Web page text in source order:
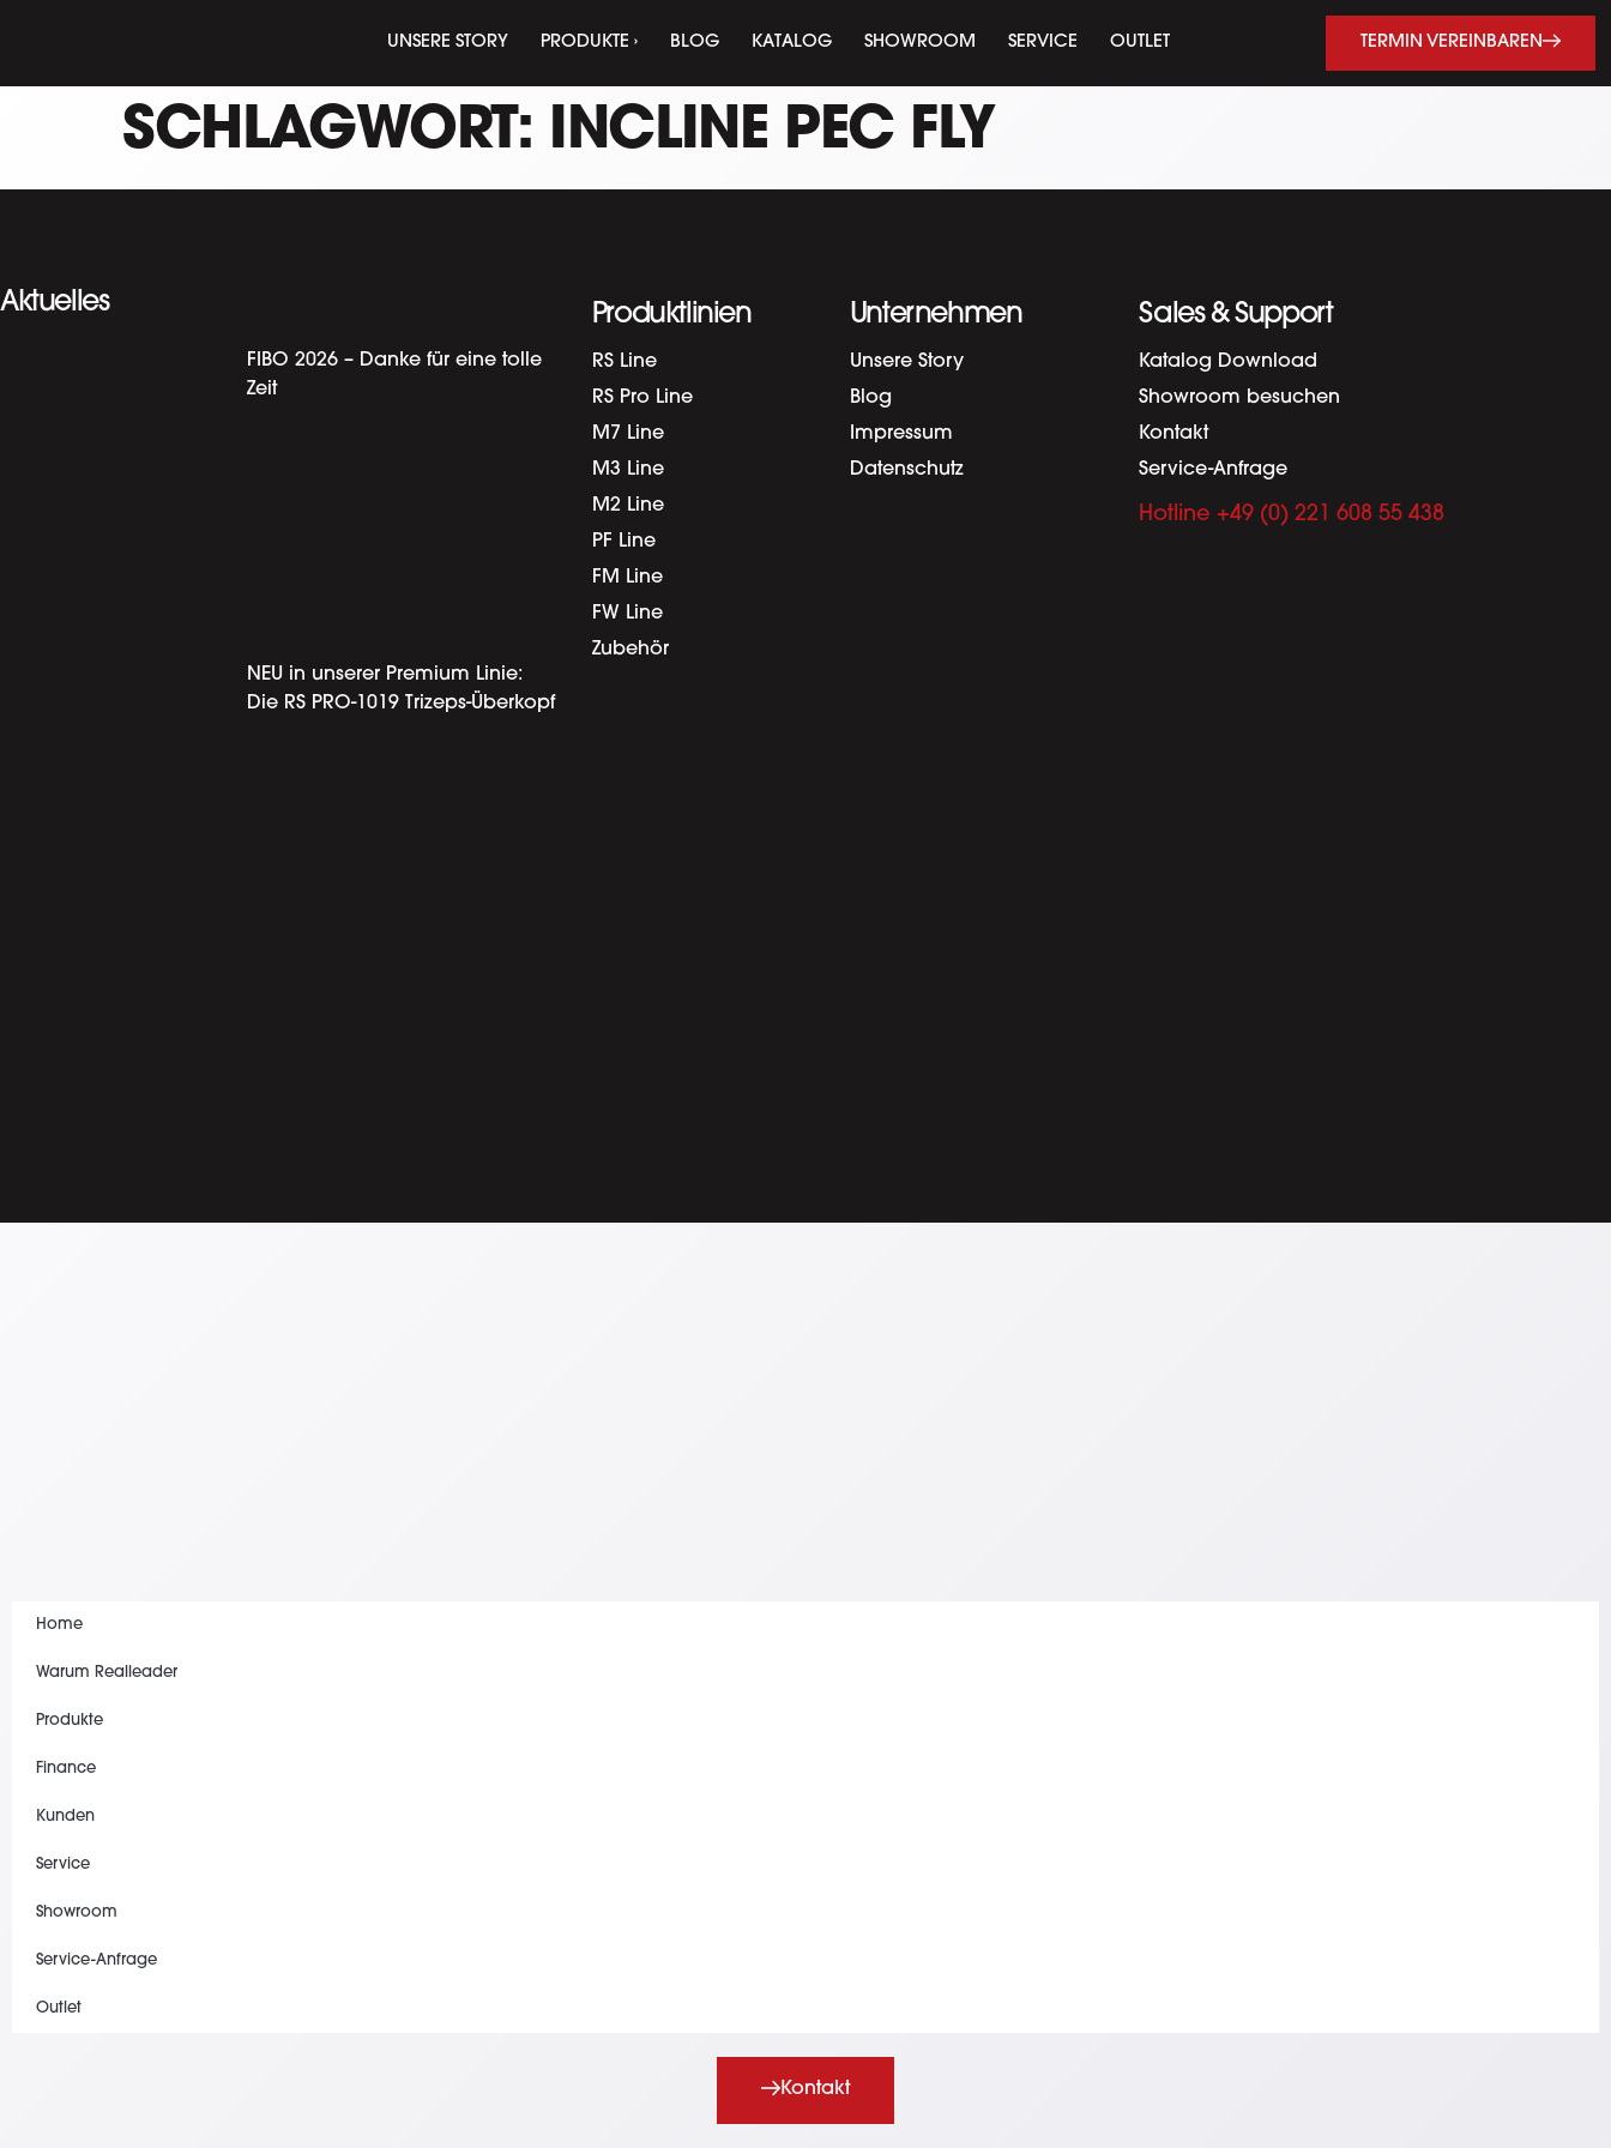
UNSERE STORY PRODUKTE › BLOG KATALOG SHOWROOM SERVICE OUTLET TERMIN VEREINBAREN
SCHLAGWORT: INCLINE PEC FLY
Aktuelles
FIBO 2026 – Danke für eine tolle
Zeit
NEU in unserer Premium Linie:
Die RS PRO-1019 Trizeps-Überkopf
Produktlinien
RS Line
RS Pro Line
M7 Line
M3 Line
M2 Line
PF Line
FM Line
FW Line
Zubehör
Unternehmen
Unsere Story
Blog
Impressum
Datenschutz
Sales & Support
Katalog Download
Showroom besuchen
Kontakt
Service-Anfrage
Hotline +49 (0) 221 608 55 438
Home
Warum Realleader
Produkte
Finance
Kunden
Service
Showroom
Service-Anfrage
Outlet
Kontakt